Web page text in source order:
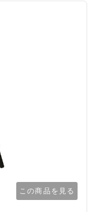
この商品を見る